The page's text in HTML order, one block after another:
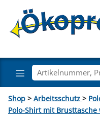
Shop > Arbeitsschutz >
Polo-Shirt mit Brusttasche